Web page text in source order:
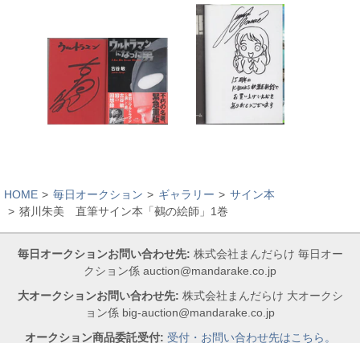
HOME 毎日オークション ギャラリー
サイン本
猪川朱美 直筆サイン本「鵺の絵師」1巻
毎日オークションお問い合わせ先: 株式会社まんだらけ 毎日オー
クション係 auction@mandarake.co.jp
大オークションお問い合わせ先: 株式会社まんだらけ 大オークシ
ョン係 big-auction@mandarake.co.jp
オークション商品委託受付: 受付・お問い合わせ先はこちら。